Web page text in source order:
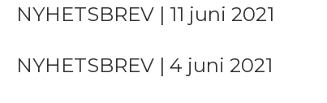
NYHETSBREV | 11 juni 2021
NYHETSBREV | 4 juni 2021